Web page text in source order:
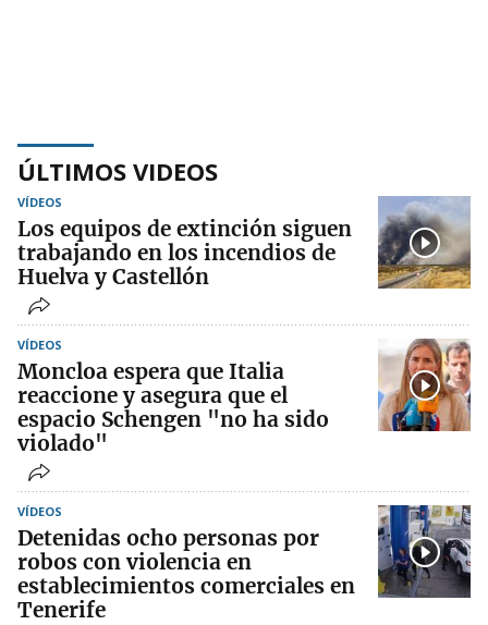
ÚLTIMOS VIDEOS
VÍDEOS
Los equipos de extinción siguen
trabajando en los incendios de
Huelva y Castellón
VÍDEOS
Moncloa espera que Italia
reaccione y asegura que el
espacio Schengen "no ha sido
violado"
VÍDEOS
Detenidas ocho personas por
robos con violencia en
establecimientos comerciales en
Tenerife